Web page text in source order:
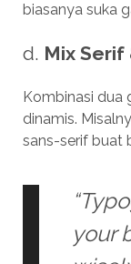
biasanya suka
d. Mix Serif
Kombinasi dua
dinamis.
sans-serif buat
your